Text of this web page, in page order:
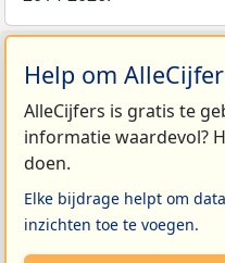
Help om
AlleCijfers is gratis te
informatie waardevol?
doen.
Elke bijdrage helpt om
inzichten toe te voegen.